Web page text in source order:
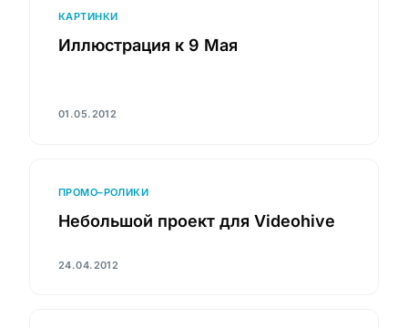
КАРТИНКИ
Иллюстрация к 9 Мая
01.05.2012
ПРОМО–РОЛИКИ
Небольшой проект для Videohive
24.04.2012